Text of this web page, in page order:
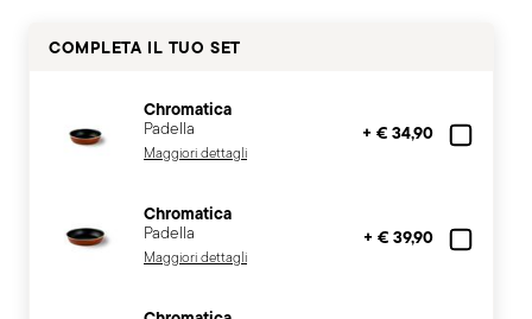
COMPLETA IL TUO SET
Chromatica
Padella
Maggiori dettagli
+ € 34,90
Chromatica
Padella
Maggiori dettagli
+ € 39,90